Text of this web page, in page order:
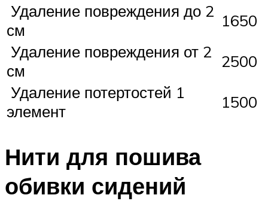
Удаление повреждения до 2
см
1650
Удаление повреждения от 2
см
2500
Удаление потертостей 1
элемент
1500
Нити для пошива
обивки сидений